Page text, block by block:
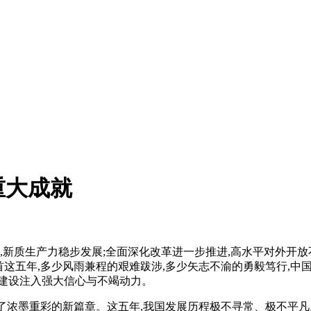
大成就
质生产力稳步发展;全面深化改革进一步推进,高水平对外
五年,多少风雨兼程的艰难跋涉,多少矢志不渝的勇毅笃行,中
注入强大信心与不竭动力。
墨重彩的新篇章。这五年,我国发展历程极不寻常、极不平